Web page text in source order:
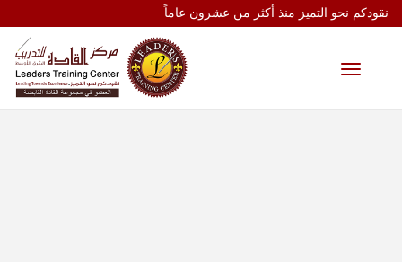
نقودكم نحو التميز منذ أكثر من عشرون عاماً
Toggle